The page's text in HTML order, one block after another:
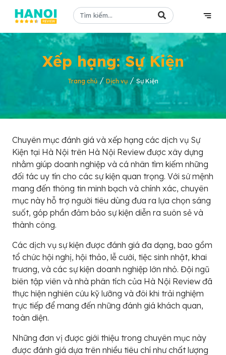
Xếp hạng: Sự Kiện
Trang chủ / Dịch vụ/ Sự Kiện
Chuyên mục đánh giá và xếp hạng các dịch vụ Sự
Kiện tại Hà Nội trên Hà Nội Review được xây dựng
nhằm giúp doanh nghiệp và cá nhân tìm kiếm những
đối tác uy tín cho các sự kiện quan trọng. Với sứ mệnh
mang đến thông tin minh bạch và chính xác, chuyên
mục này hỗ trợ người tiêu dùng đưa ra lựa chọn sáng
suốt, góp phần đảm bảo sự kiện diễn ra suôn sẻ và
thành công.
Các dịch vụ sự kiện được đánh giá đa dạng, bao gồm
tổ chức hội nghị, hội thảo, lễ cưới, tiệc sinh nhật, khai
trương, và các sự kiện doanh nghiệp lớn nhỏ. Đội ngũ
biên tập viên và nhà phân tích của Hà Nội Review đã
thực hiện nghiên cứu kỹ lưỡng và đôi khi trải nghiệm
trực tiếp để mang đến những đánh giá khách quan,
toàn diện.
Những đơn vị được giới thiệu trong chuyên mục này
được đánh giá dựa trên nhiều tiêu chí như chất lượng